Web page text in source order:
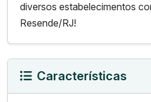
diversos estabelecimentos
Resende/RJ!
Características